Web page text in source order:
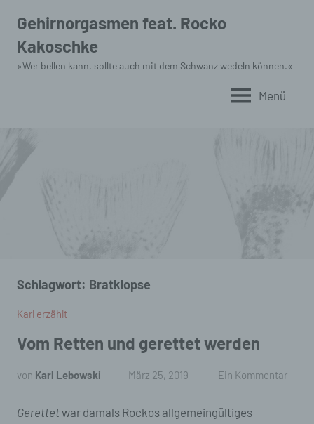
Inhalt
springen
Gehirnorgasmen feat. Rocko
Kakoschke
»Wer bellen kann, sollte auch mit dem Schwanz wedeln können.«
Menü
Schlagwort: Bratklopse
Karl erzählt
Vom Retten und gerettet werden
von Karl Lebowski März 25, 2019 Ein Kommentar
Gerettetwar damals Rockos allgemeingültiges